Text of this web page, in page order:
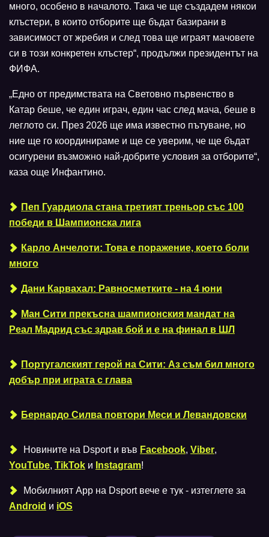
много, особено в началото. Така че ще създадем някои
клъстери, в които отборите ще бъдат базирани в
зависимост от жребия и след това ще играят мачовете
си в този конкретен клъстер“, продължи президентът на
ФИФА.
„Едно от предимствата на Световно първенство в
Катар беше, че един играч, един час след мача, беше в
леглото си. През 2026 ще има известно пътуване, но
ние ще го координираме и ще се уверим, че ще бъдат
осигурени възможно най-добрите условия за отборите“,
каза още Инфантино.
Пеп Гуардиола стана третият треньор със 100
победи в Шампионска лига
Карло Анчелоти: Това е поражение, което боли
много
Дани Карвахал: Равносметките - на 4 юни
Ман Сити прекъсна шампионския мандат на
Реал Мадрид със здрав бой и е на финал в ШЛ
Португалският герой на Сити: Аз съм бил много
добър при играта с глава
Бернардо Силва повтори Меси и Левандовски
Новините на Dsport и във Facebook, Viber,
YouTube, TikTok и Instagram!
Мобилният Аpp на Dsport вече е тук - изтеглете за
Android и iOS